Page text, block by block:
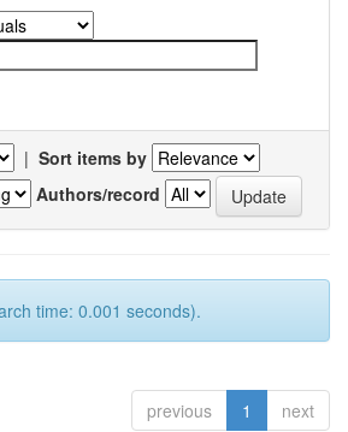
| Sort items by
Authors/record
time: 0.001 seconds).
previous 1 next